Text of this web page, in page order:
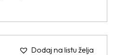
Dodaj na listu želja